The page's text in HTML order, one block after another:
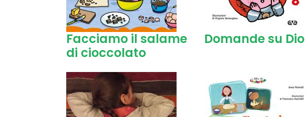
Facciamo il salame
di cioccolato
Domande su Dio